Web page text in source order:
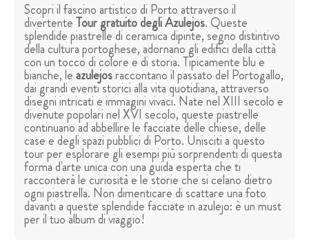
Scopri il fascino artistico di Porto attraverso il
divertenteTour gratuito degli Azulejos. Queste
splendide piastrelle di ceramica dipinte, segno distintivo
della cultura portoghese, adornano gli edifici della città
con un tocco di colore e di storia. Tipicamente blu e
bianche, le azulejosraccontano il passato del Portogallo,
dai grandi eventi storici alla vita quotidiana, attraverso
disegni intricati e immagini vivaci. Nate nel XIII secolo e
divenute popolari nel XVI secolo, queste piastrelle
continuano ad abbellire le facciate delle chiese, delle
case e degli spazi pubblici di Porto. Unisciti a questo
tour per esplorare gli esempi più sorprendenti di questa
forma d'arte unica con una guida esperta che ti
racconterà le curiosità e le storie che si celano dietro
ogni piastrella. Non dimenticare di scattare una foto
davanti a queste splendide facciate in azulejo: è un must
per il tuo album di viaggio!